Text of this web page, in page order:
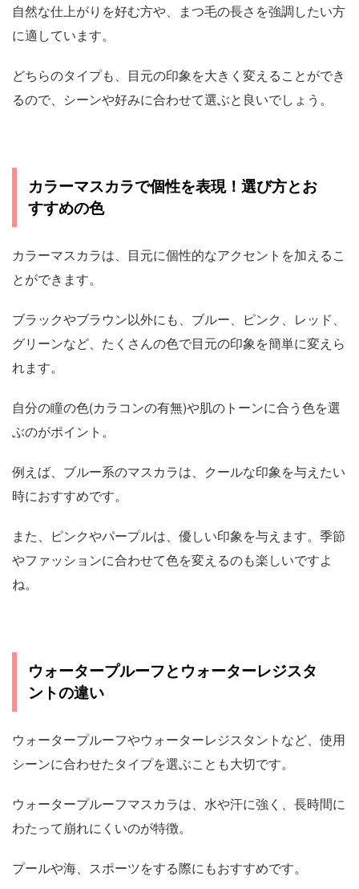
自然な仕上がりを好む方や、まつ毛の長さを強調したい方
に適しています。
どちらのタイプも、目元の印象を大きく変えることができ
るので、シーンや好みに合わせて選ぶと良いでしょう。
カラーマスカラで個性を表現！選び方とお
すすめの色
カラーマスカラは、目元に個性的なアクセントを加えるこ
とができます。
ブラックやブラウン以外にも、ブルー、ピンク、レッド、
グリーンなど、たくさんの色で目元の印象を簡単に変えら
れます。
自分の瞳の色(カラコンの有無)や肌のトーンに合う色を選
ぶのがポイント。
例えば、ブルー系のマスカラは、クールな印象を与えたい
時におすすめです。
また、ピンクやパープルは、優しい印象を与えます。季節
やファッションに合わせて色を変えるのも楽しいですよ
ね。
ウォータープルーフとウォーターレジスタ
ントの違い
ウォータープルーフやウォーターレジスタントなど、使用
シーンに合わせたタイプを選ぶことも大切です。
ウォータープルーフマスカラは、水や汗に強く、長時間に
わたって崩れにくいのが特徴。
プールや海、スポーツをする際にもおすすめです。